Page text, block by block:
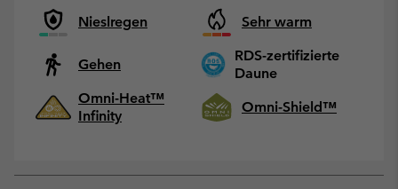
Nieslregen Sehr warm
Gehen
RDS-zertifizierte
Daune
Omni-Heat™
Infinity
Omni-Shield™